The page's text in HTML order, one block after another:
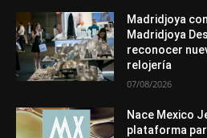
Mundo Técnico
Novedades
Premios
Secciones
Madridjoya
Madridjoya
reconocer
relojería
07/08/2026
Nace Mexico
plataforma